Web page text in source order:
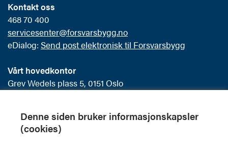
Denne siden bruker informasjonskapsler
(cookies)
Kontakt oss
468 70 400
servicesenter@forsvarsbygg.no
eDialog: Send post elektronisk til Forsvarsbygg
Vårt hovedkontor
Grev Wedels plass 5, 0151 Oslo